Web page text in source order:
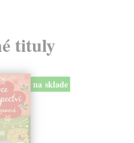
tituly
na sklade